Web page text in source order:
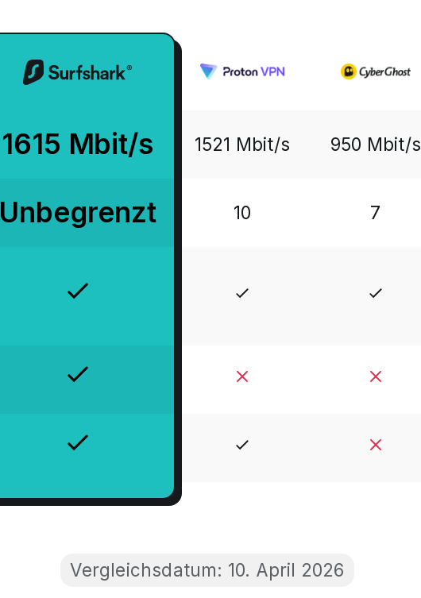
1615 Mbit/s 1521 Mbit/s 950 Mbit/s
Unbegrenzt 10 7
Vergleichsdatum: 10. April 2026